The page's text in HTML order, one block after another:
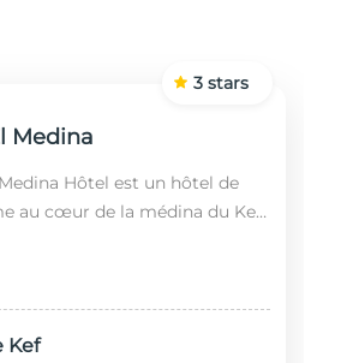
Medina
Hôtel est un hôtel de
au cœur de la médina du Kef,
Kef
3 stars